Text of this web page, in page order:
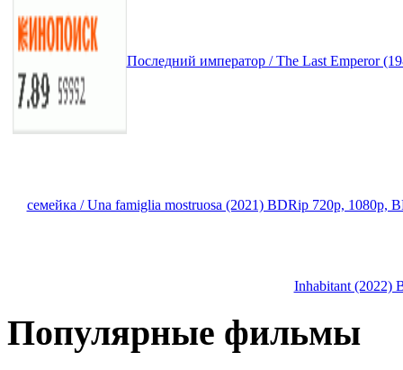
Последний император / The Last Emperor
семейка / Una famiglia mostruosa (2021) BDRip 720p, 1080p,
Inhabitant (2022)
Популярные фильмы